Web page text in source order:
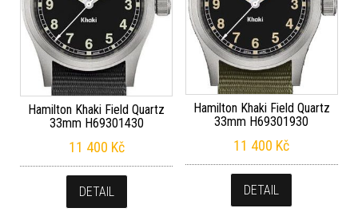
Hamilton Khaki Field Quartz
33mm H69301430
11 400 Kč
DETAIL
Hamilton Khaki Field Quartz
33mm H69301930
11 400 Kč
DETAIL